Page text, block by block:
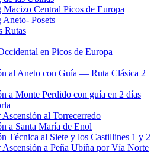
Macizo Central Picos de Europa
Posets
Rutas
en Picos de Europa
al Aneto con Guía — Ruta Clásica 2
a Monte Perdido con guía en 2 días
Ascensión al Torrecerredo
a Santa María de Enol
Técnica al Siete y los Castillines 1 y 2
Ascensión a Peña Ubiña por Vía Norte